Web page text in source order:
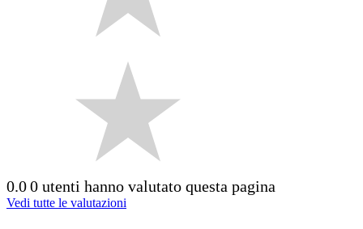
0.00 utenti hanno valutato questa pagina
Vedi tutte le valutazioni